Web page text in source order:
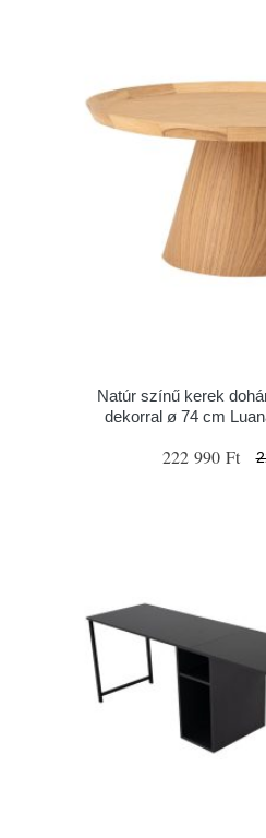
Natúr színű kerek
dekorral ø 74 cm
222 990 Ft